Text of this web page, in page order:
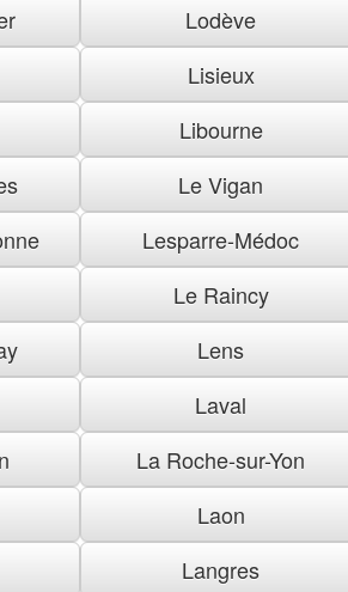
Lodève
Lisieux
Libourne
Le Vigan
Lesparre-Médoc
Le Raincy
Lens
Laval
La Roche-sur-Yon
Laon
Langres